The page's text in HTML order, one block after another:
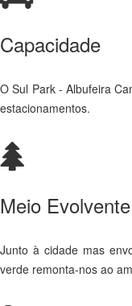
Capacidade
O Sul Park - Albufeira
estacionamentos.
Meio Evolvente
Junto à cidade mas
verde remonta-nos ao